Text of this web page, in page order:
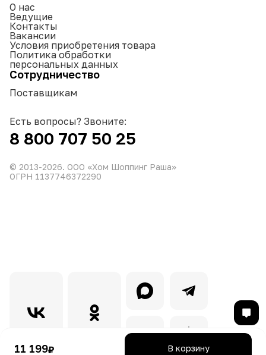
11 199₽ В корзину
О нас
Ведущие
Контакты
Вакансии
Условия приобретения товара
Политика обработки
персональных данных
Сотрудничество
Поставщикам
Есть вопросы? Звоните:
8 800 707 50 25
© 2013-2026. ООО «Хом Шоппинг Раша»
ОГРН 1137746372290